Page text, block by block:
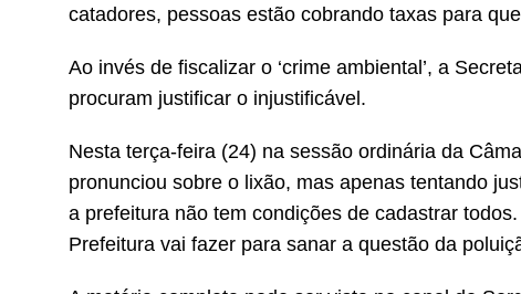
catadores, pessoas estão cobrando taxas para
Ao invés de fiscalizar o ‘crime ambiental’, a
procuram justificar o injustificável.
Nesta terça-feira (24) na sessão ordinária da
pronunciou sobre o lixão, mas apenas tentando
a prefeitura não tem condições de cadastrar
Prefeitura vai fazer para sanar a questão da